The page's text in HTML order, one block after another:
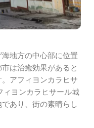
地方の中心部に位置
は治癒効果があると
アフィヨンカラヒサ
ィヨンカラヒサール城
あり、街の素晴らし